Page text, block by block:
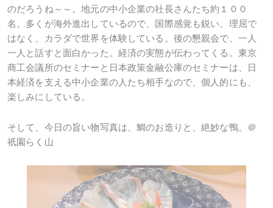
のだろうね～～。地元の中小企業の社長さんたち約１００
名。多くが海外進出しているので、国際感覚も鋭い。理屈で
はなく、カラダで世界を体験している。後の懇親会で、一人
一人と話すと面白かった。経済の実態が伝わってくる。東京
商工会議所のセミナーと日本政策金融公庫のセミナーは、日
本経済を支える中小企業の人たち相手なので、個人的にも、
楽しみにしている。
そして、今日の旨い物写真は、鯛のお造りと、絶妙な鴨。＠
祇園らく山